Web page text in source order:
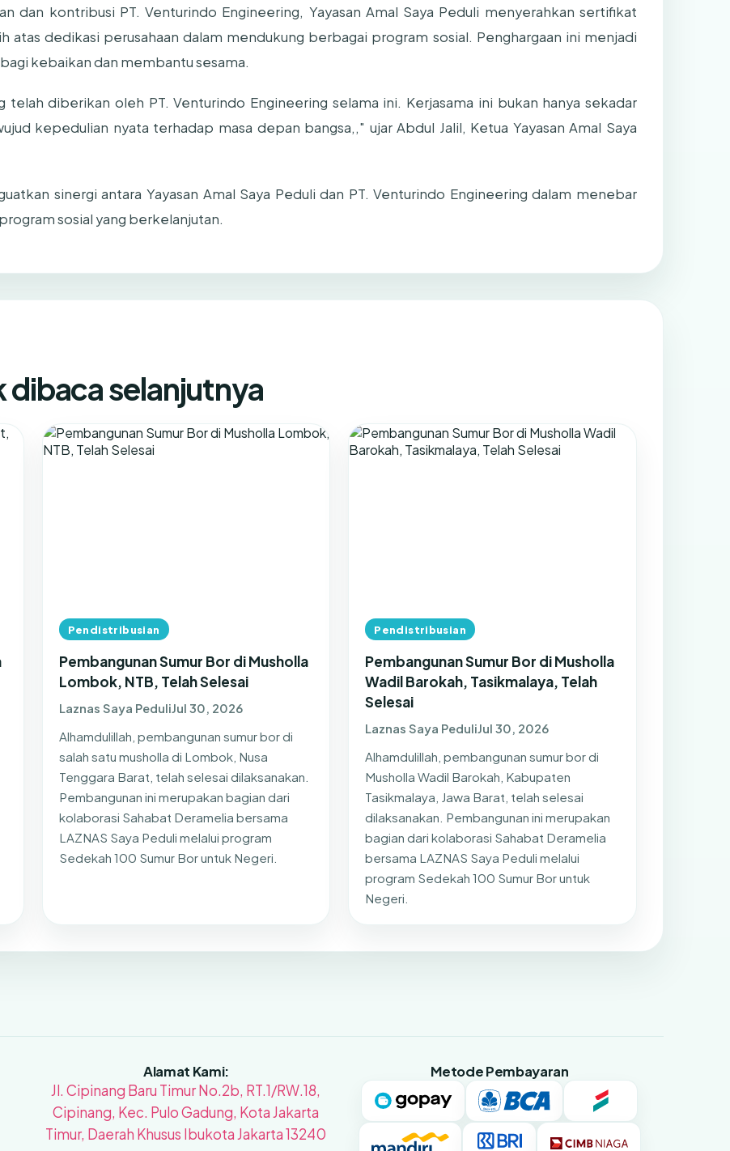
dan kontribusi PT. Venturindo Engineering, Yayasan Amal Saya Peduli menyerahkan sertifikat
atas dedikasi perusahaan dalam mendukung berbagai program sosial. Penghargaan ini menjadi
kebaikan dan membantu sesama.
telah diberikan oleh PT. Venturindo Engineering selama ini. Kerjasama ini bukan hanya sekadar
kepedulian nyata terhadap masa depan bangsa,," ujar Abdul Jalil, Ketua Yayasan Amal Saya
sinergi antara Yayasan Amal Saya Peduli dan PT. Venturindo Engineering dalam menebar
sosial yang berkelanjutan.
selanjutnya
Pendistribusian
Pembangunan Sumur Bor di Musholla
Lombok, NTB, Telah Selesai
Laznas Saya PeduliJul 30, 2026
Alhamdulillah, pembangunan sumur bor di
salah satu musholla di Lombok, Nusa
Tenggara Barat, telah selesai dilaksanakan.
Pembangunan ini merupakan bagian dari
kolaborasi Sahabat Deramelia bersama
LAZNAS Saya Peduli melalui program
Sedekah 100 Sumur Bor untuk Negeri.
Pendistribusian
Pembangunan Sumur Bor di Musholla
Wadil Barokah, Tasikmalaya, Telah
Selesai
Laznas Saya PeduliJul 30, 2026
Alhamdulillah, pembangunan sumur bor di
Musholla Wadil Barokah, Kabupaten
Tasikmalaya, Jawa Barat, telah selesai
dilaksanakan. Pembangunan ini merupakan
bagian dari kolaborasi Sahabat Deramelia
bersama LAZNAS Saya Peduli melalui
program Sedekah 100 Sumur Bor untuk
Negeri.
Alamat Kami:
Jl. Cipinang Baru Timur No.2b, RT.1/RW.18,
Cipinang, Kec. Pulo Gadung, Kota Jakarta
Timur, Daerah Khusus Ibukota Jakarta 13240
Metode Pembayaran